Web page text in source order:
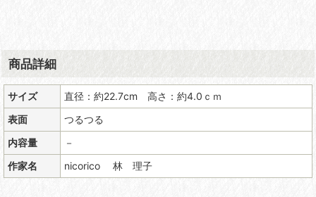
商品詳細
サイズ
直径：約22.7cm 高さ：約4.0ｃｍ
表面
つるつる
内容量
－
作家名
nicorico 林 理子